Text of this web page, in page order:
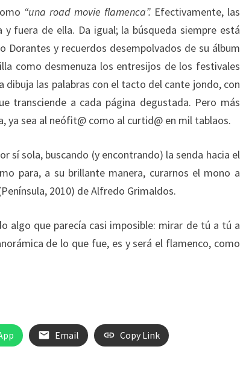
“una road movie flamenca”.Efectivamente, las
fuera de ella. Da igual; la búsqueda siempre está
y recuerdos desempolvados de su álbum
como desmenuza los entresijos de los festivales
las palabras con el tacto del cante jondo, con
transciende a cada página degustada. Pero más
sea al neófit@ como al curtid@ en mil tablaos.
sí sola, buscando (y encontrando) la senda hacia el
para, a su brillante manera, curarnos el mono a
2010) de Alfredo Grimaldos.
algo que parecía casi imposible: mirar de tú a tú a
de lo que fue, es y será el flamenco, como
Email Copy Link